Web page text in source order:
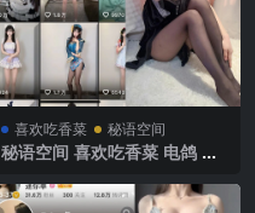
喜欢吃香菜 秘语空间
秘语空间 喜欢吃香菜 电鸽 N
新完整版